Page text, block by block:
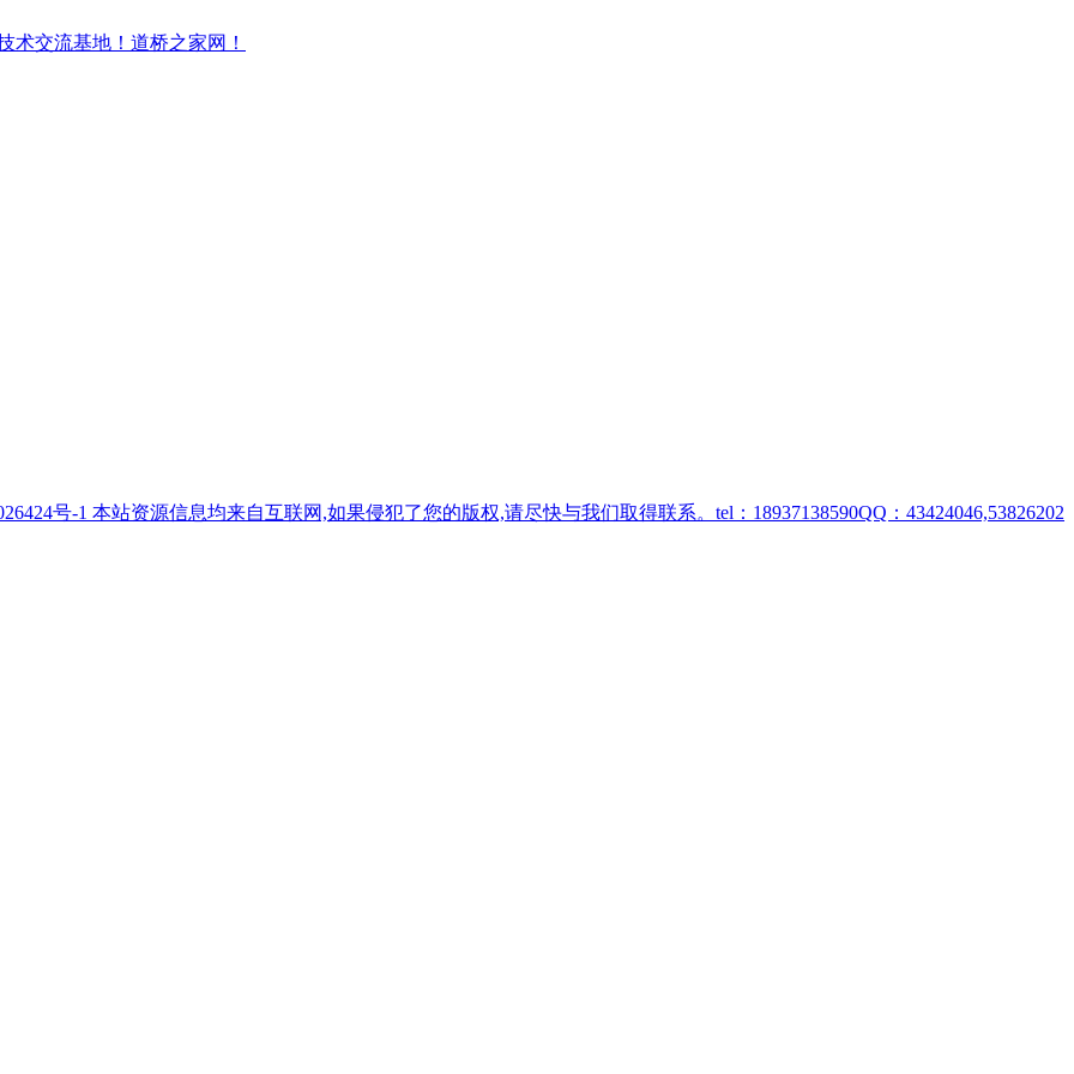
号-1 本站资源信息均来自互联网,如果侵犯了您的版权,请尽快与我们取得联系。tel：18937138590QQ：43424046,53826202